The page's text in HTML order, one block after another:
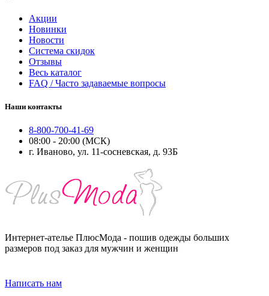
Акции
Новинки
Новости
Система скидок
Отзывы
Весь каталог
FAQ / Часто задаваемые вопросы
Наши контакты
8-800-700-41-69
08:00 - 20:00 (МСК)
г. Иваново, ул. 11-сосневская, д. 93Б
Интернет-ателье ПлюсМода - пошив одежды больших
размеров под заказ для мужчин и женщин
Написать нам